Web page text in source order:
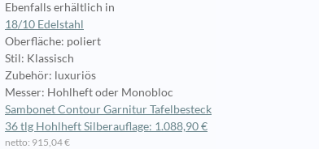
Ebenfalls erhältlich in
18/10 Edelstahl
Oberfläche: poliert
Stil: Klassisch
Zubehör: luxuriös
Messer: Hohlheft oder Monobloc
Sambonet Contour Garnitur Tafelbesteck
36 tlg Hohlheft Silberauflage: 1.088,90 €
netto: 915,04 €